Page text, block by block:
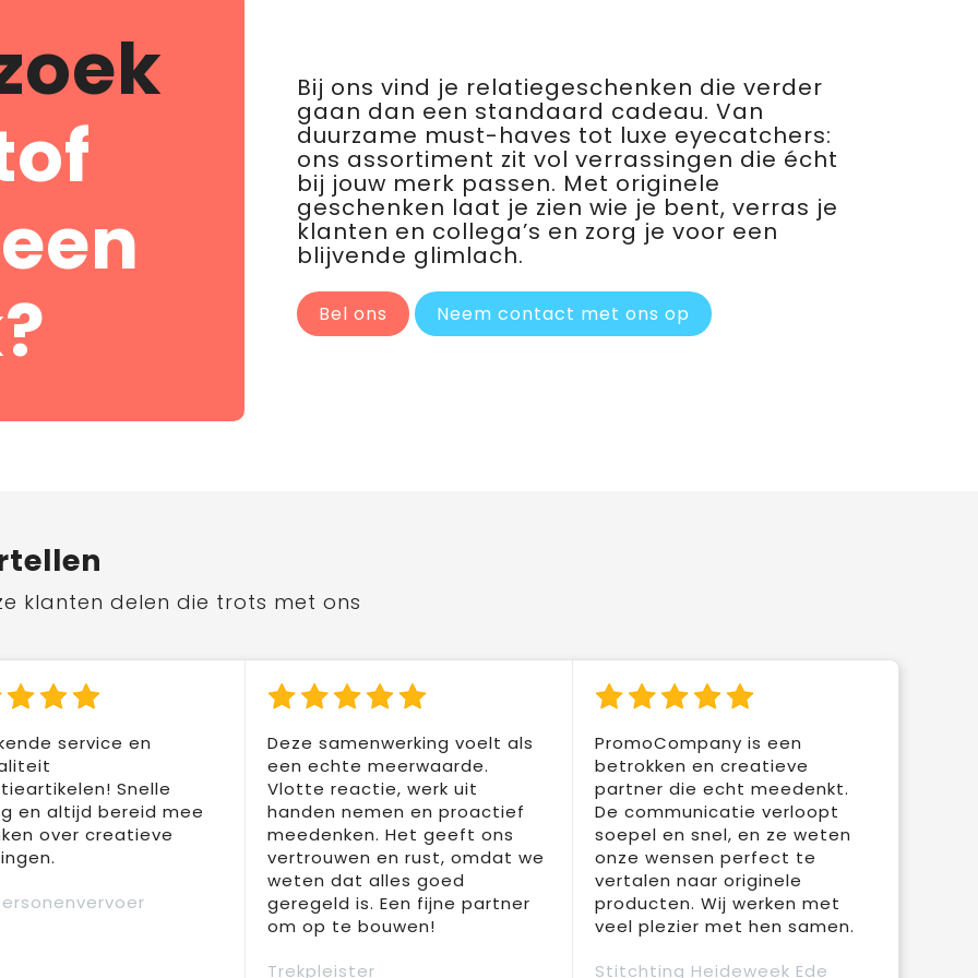
Bij ons vind je relatiegeschenken die verder
gaan dan een standaard cadeau. Van
duurzame must-haves tot luxe eyecatchers:
ons assortiment zit vol verrassingen die écht
bij jouw merk passen. Met originele
geschenken laat je zien wie je bent, verras je
klanten en collega’s en zorg je voor een
blijvende glimlach.
Bel ons Neem contact met ons op
klanten delen die trots met ons
service en
Snelle
en altijd bereid mee
over creatieve
Deze samenwerking voelt als
een echte meerwaarde.
Vlotte reactie, werk uit
handen nemen en proactief
meedenken. Het geeft ons
vertrouwen en rust, omdat we
weten dat alles goed
geregeld is. Een fijne partner
om op te bouwen!
Trekpleister
PromoCompany is een
betrokken en creatieve
partner die echt meedenkt.
De communicatie verloopt
soepel en snel, en ze weten
onze wensen perfect te
vertalen naar originele
producten. Wij werken met
veel plezier met hen samen.
Stitchting Heideweek Ede